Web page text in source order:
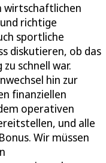
wirtschaftlichen
richtige
sportliche
diskutieren, ob das
schnell war.
hin zur
finanziellen
operativen
und alle
Wir müssen